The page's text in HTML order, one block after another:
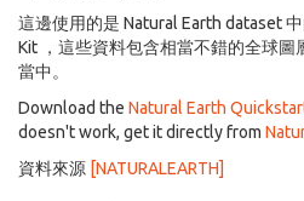
這邊使用的是 Natural Earth dataset
Kit ，這些資料包含相當不錯的全球圖
當中。
Download the Natural Earth
doesn't work, get it directly from
資料來源 [NATURALEARTH]